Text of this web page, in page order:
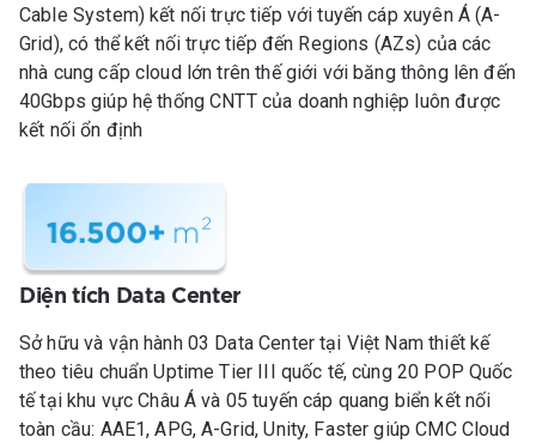
Cable System) kết nối trực tiếp với tuyến cáp xuyên Á (A-
Grid), có thể kết nối trực tiếp đến Regions (AZs) của các
nhà cung cấp cloud lớn trên thế giới với băng thông lên đến
40Gbps giúp hệ thống CNTT của doanh nghiệp luôn được
kết nối ổn định
Diện tích Data Center
Sở hữu và vận hành 03 Data Center tại Việt Nam thiết kế
theo tiêu chuẩn Uptime Tier III quốc tế, cùng 20 POP Quốc
tế tại khu vực Châu Á và 05 tuyến cáp quang biển kết nối
toàn cầu: AAE1, APG, A-Grid, Unity, Faster giúp CMC Cloud